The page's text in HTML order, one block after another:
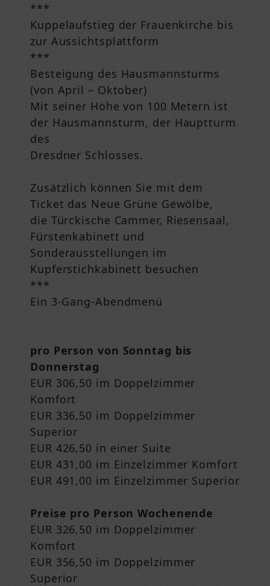
***
Kuppelaufstieg der Frauenkirche bis
zur Aussichtsplattform
***
Besteigung des Hausmannsturms
(von April – Oktober)
Mit seiner Höhe von 100 Metern ist
der Hausmannsturm, der Hauptturm
des
Dresdner Schlosses.
Zusätzlich können Sie mit dem
Ticket das Neue Grüne Gewölbe,
die Türckische Cammer, Riesensaal,
Fürstenkabinett und
Sonderausstellungen im
Kupferstichkabinett besuchen
***
Ein 3-Gang-Abendmenü
pro Person von Sonntag bis
Donnerstag
EUR 306,50 im Doppelzimmer
Komfort
EUR 336,50 im Doppelzimmer
Superior
EUR 426,50 in einer Suite
EUR 431,00 im Einzelzimmer Komfort
EUR 491,00 im Einzelzimmer Superior
Preise pro Person Wochenende
EUR 326,50 im Doppelzimmer
Komfort
EUR 356,50 im Doppelzimmer
Superior